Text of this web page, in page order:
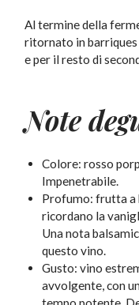
Al termine della
ritornato in barriques
e per il resto di
Note
Colore: rosso
Impenetrabile.
Profumo: frutta a
ricordano la
Una nota
questo vino.
Gusto: vino
avvolgente, con